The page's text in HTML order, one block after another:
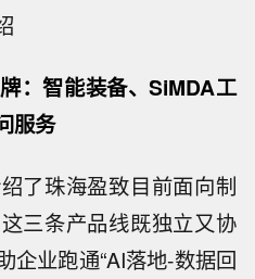
：智能装备、SiMDA工
服务
了珠海盈致目前面向制
三条产品线既独立又协
企业跑通“AI落地-数据回